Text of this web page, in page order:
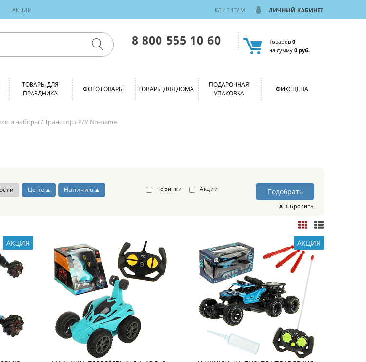
АКЦИИ КЛИЕНТАМ ЛИЧНЫЙ КАБИНЕТ
8 800 555 10 60 Товаров0
на сумму0 руб.
ТОВАРЫ ДЛЯ
ПРАЗДНИКА
ФОТОТОВАРЫ ТОВАРЫ ДЛЯ ДОМА
ПОДАРОЧНАЯ
УПАКОВКА
ФИКСЦЕНА
и наборы / Транспорт Р/У No-name
Цене Наличию
Сбросить
Новинки Акции
АКЦИЯ АКЦИЯ